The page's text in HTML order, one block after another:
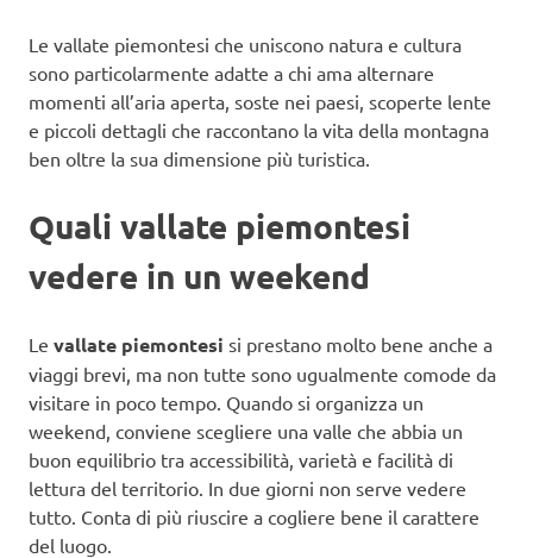
Le vallate piemontesi che uniscono natura e cultura
sono particolarmente adatte a chi ama alternare
momenti all’aria aperta, soste nei paesi, scoperte lente
e piccoli dettagli che raccontano la vita della montagna
ben oltre la sua dimensione più turistica.
Quali vallate piemontesi
vedere in un weekend
Le vallate piemontesi si prestano molto bene anche a
viaggi brevi, ma non tutte sono ugualmente comode da
visitare in poco tempo. Quando si organizza un
weekend, conviene scegliere una valle che abbia un
buon equilibrio tra accessibilità, varietà e facilità di
lettura del territorio. In due giorni non serve vedere
tutto. Conta di più riuscire a cogliere bene il carattere
del luogo.